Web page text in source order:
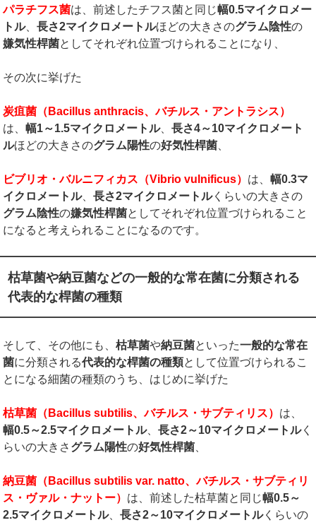
パラチフス菌は、前述したチフス菌と同じ幅0.5マイクロメー
トル、長さ2マイクロメートルほどの大きさのグラム陰性の
嫌気性桿菌としてそれぞれ位置づけられることになり、
その次に挙げた
炭疽菌（ Bacillus anthracis、バチルス・アントラシス）
は、幅1～1.5マイクロメートル、長さ4～10マイクロメート
ルほどの大きさのグラム陽性の好気性桿菌
ビブリオ・バルニフィカス（Vibrio vulnificus） は、幅0.3マ
イクロメートル、長さ2マイクロメートルくらいの大きさの
グラム陰性の嫌気性桿菌としてそれぞれ位置づけられること
になると考えられることになるのです。
枯草菌や納豆菌などの一般的な常在菌に分類される
代表的な桿菌の種類
そして、その他にも、枯草菌や納豆菌といった一般的な常在
菌に分類される代表的な桿菌の種類として位置づけられるこ
とになる細菌の種類のうち、はじめに挙げた
枯草菌（ Bacillus subtilis、バチルス・サブティリス） は、
幅0.5～2.5マイクロメートル、長さ2～10マイクロメートルく
らいの大きさ グラム陽性の好気性桿菌
納豆菌（ Bacillus subtilis var. natto、バチルス・サブティリ
ス・ヴァル・ナットー） は、前述した枯草菌と同じ幅0.5～
2.5マイクロメートル、長さ2～10マイクロメートルくらいの